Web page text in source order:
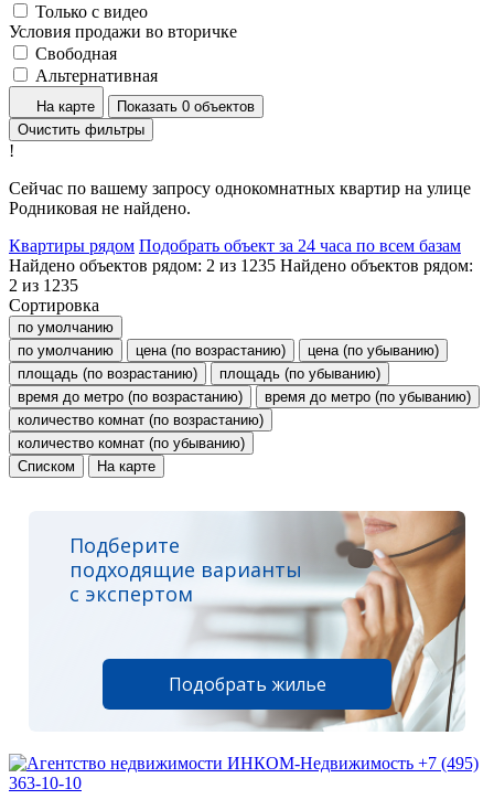
Только с видео
Условия продажи во вторичке
Свободная
Альтернативная
На карте
Показать 0 объектов
Очистить фильтры
!
Сейчас по вашему запросу однокомнатных квартир на улице
Родниковая не найдено.
Квартиры рядом Подобрать объект за 24 часа по всем базам
Найдено объектов рядом: 2 из 1235 Найдено объектов рядом:
2 из 1235
Сортировка
по умолчанию
по умолчанию
цена (по возрастанию)
цена (по убыванию)
площадь (по возрастанию)
площадь (по убыванию)
время до метро (по возрастанию)
время до метро (по убыванию)
количество комнат (по возрастанию)
количество комнат (по убыванию)
Списком
На карте
Подберите
подходящие варианты
с экспертом
Подобрать жилье
+7 (495)
363-10-10